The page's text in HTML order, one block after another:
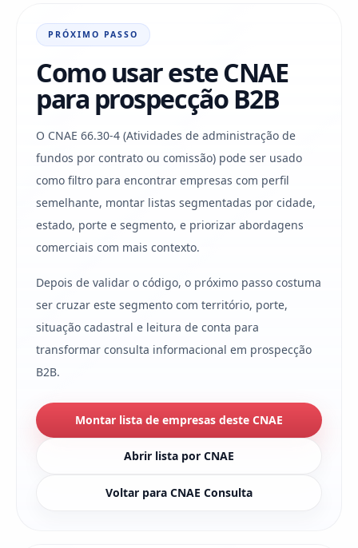
PRÓXIMO PASSO
Como usar este CNAE
para prospecção B2B
O CNAE 66.30-4 (Atividades de administração de
fundos por contrato ou comissão) pode ser usado
como filtro para encontrar empresas com perfil
semelhante, montar listas segmentadas por cidade,
estado, porte e segmento, e priorizar abordagens
comerciais com mais contexto.
Depois de validar o código, o próximo passo costuma
ser cruzar este segmento com território, porte,
situação cadastral e leitura de conta para
transformar consulta informacional em prospecção
B2B.
Montar lista de empresas deste CNAE
Abrir lista por CNAE
Voltar para CNAE Consulta